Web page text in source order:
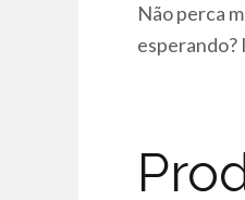
Não perca
esperando?